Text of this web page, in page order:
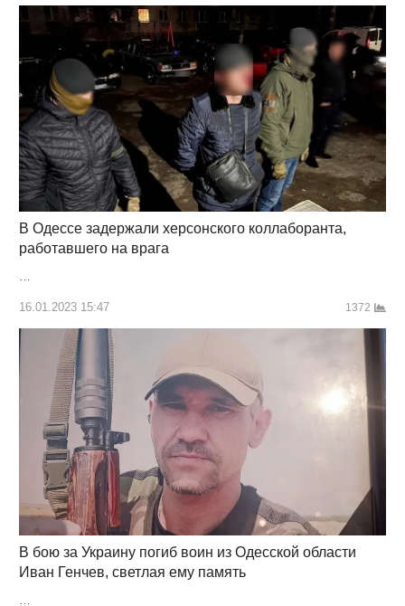
В Одессе задержали херсонского коллаборанта,
работавшего на врага
…
16.01.2023 15:47 1372
В бою за Украину погиб воин из Одесской области
Иван Генчев, светлая ему память